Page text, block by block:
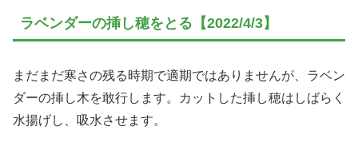
ラベンダーの挿し穂をとる【2022/4/3】
まだまだ寒さの残る時期で適期ではありませんが、ラベン
ダーの挿し木を敢行します。カットした挿し穂はしばらく
水揚げし、吸水させます。